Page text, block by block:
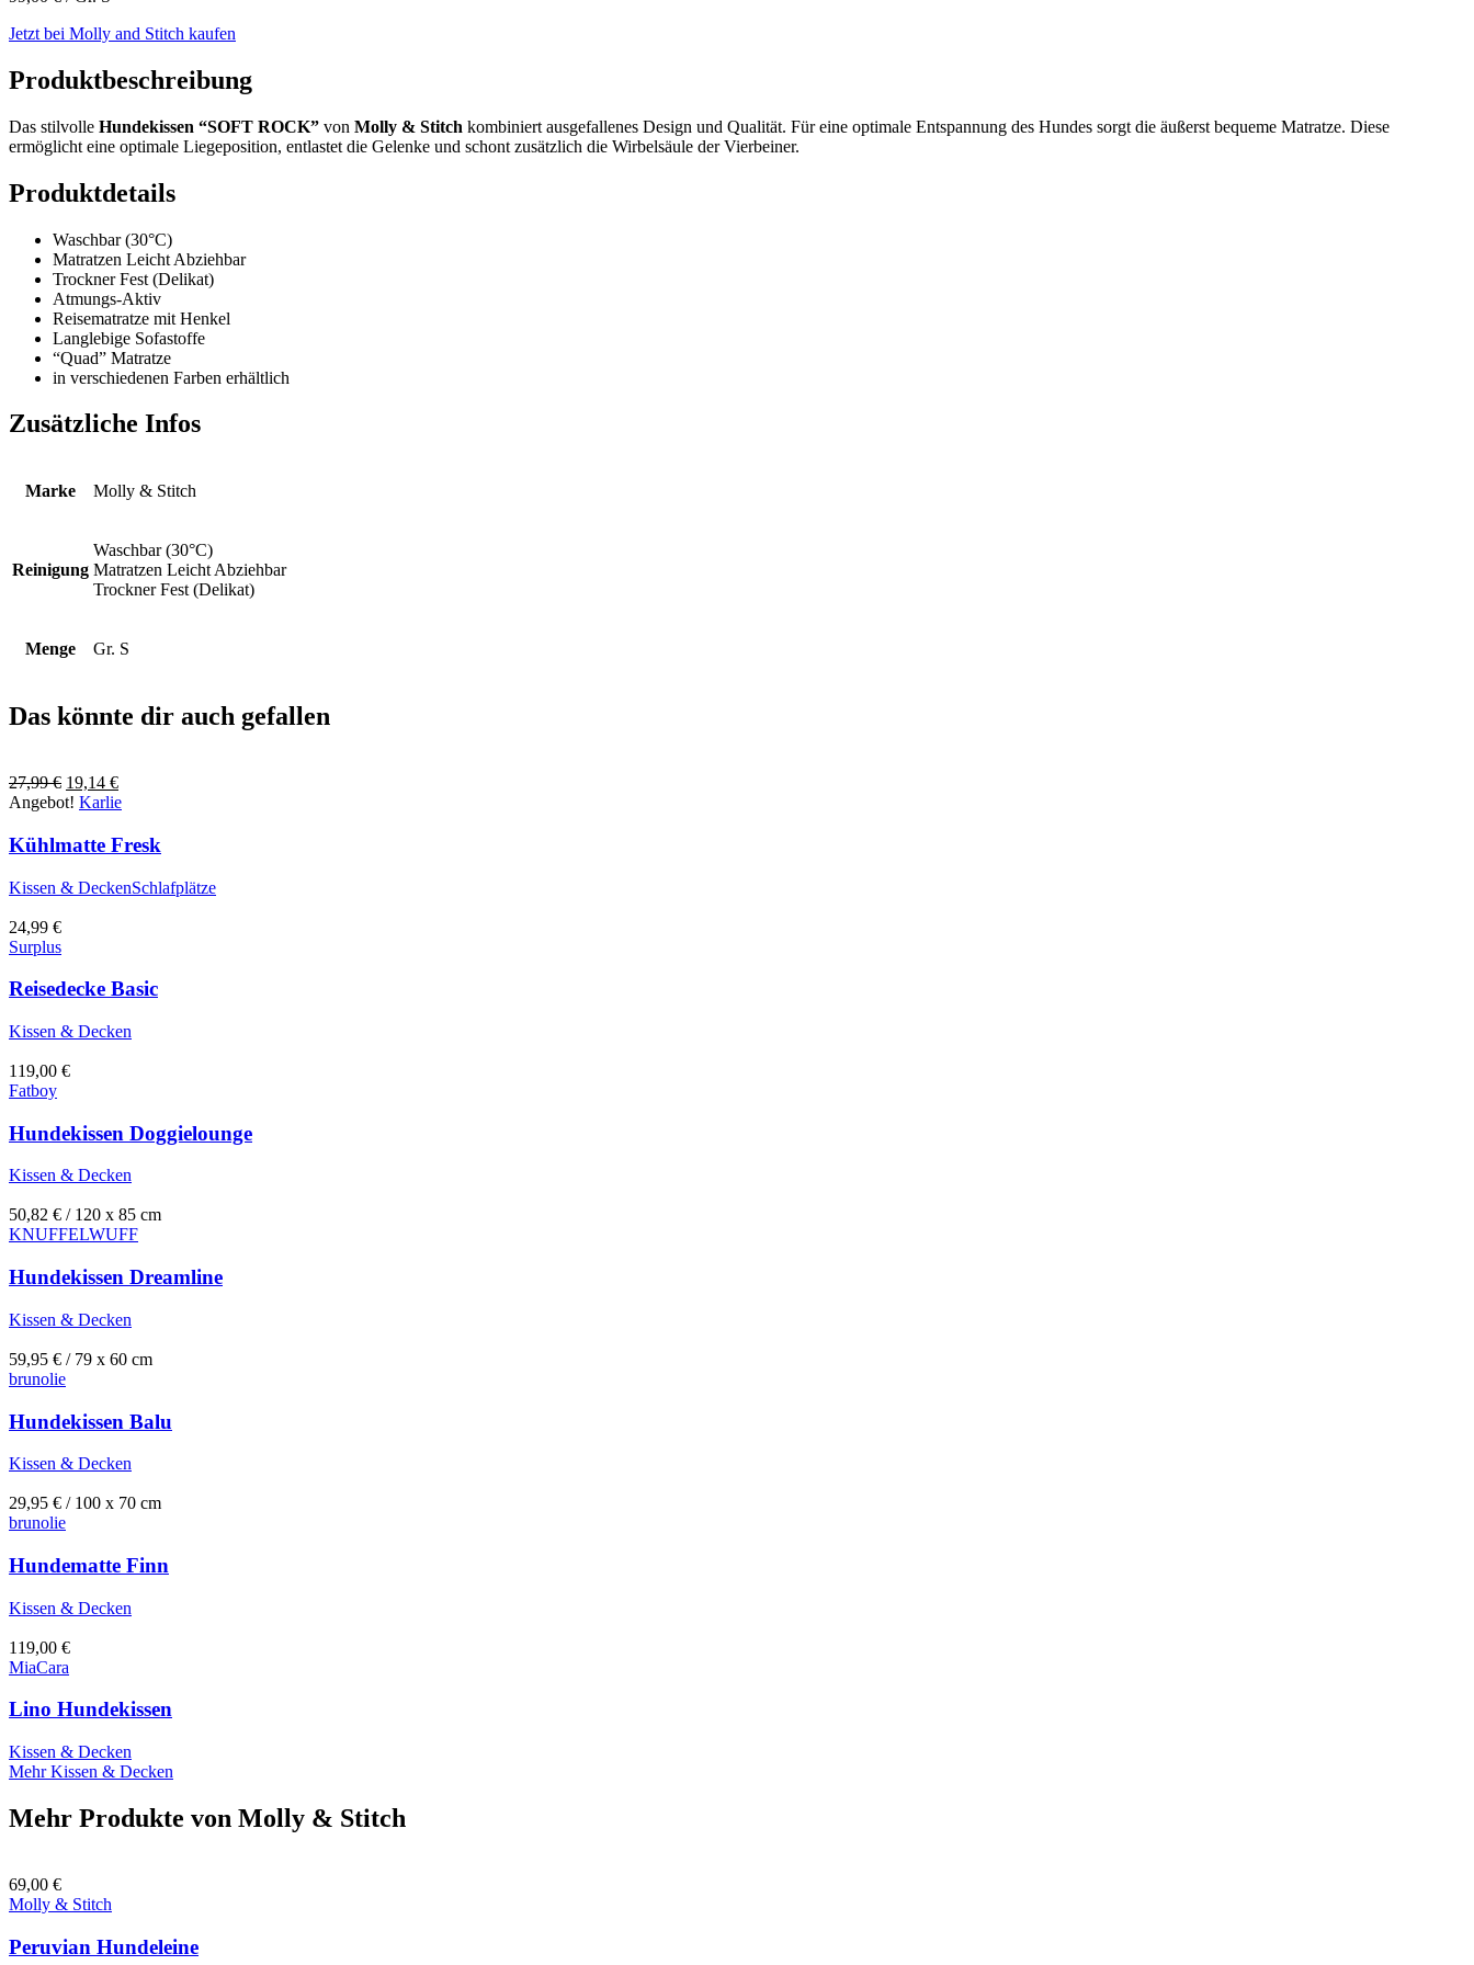
Jetzt bei Molly and Stitch kaufen
Produktbeschreibung
Das stilvolle Hundekissen “SOFT ROCK” von Molly & Stitch kombiniert ausgefallenes Design und Qualität. Für eine optimale Entspannung des Hundes sorgt die äußerst bequeme Matratze. Diese
ermöglicht eine optimale Liegeposition, entlastet die Gelenke und schont zusätzlich die Wirbelsäule der Vierbeiner.
Produktdetails
Waschbar (30°C)
Matratzen Leicht Abziehbar
Trockner Fest (Delikat)
Atmungs-Aktiv
Reisematratze mit Henkel
Langlebige Sofastoffe
“Quad” Matratze
in verschiedenen Farben erhältlich
Zusätzliche Infos
Marke Molly & Stitch
Reinigung
Waschbar (30°C)
Matratzen Leicht Abziehbar
Trockner Fest (Delikat)
Menge Gr. S
Das könnte dir auch gefallen
27,99€ Ursprünglicher
Preis
27,99 €
19,14 €Aktueller
Preis
19,14 €.
Angebot! Karlie
Kühlmatte Fresk
Kissen & DeckenSchlafplätze
24,99 €
Surplus
Reisedecke Basic
Kissen & Decken
119,00 €
Fatboy
Hundekissen Doggielounge
Kissen & Decken
50,82 € / 120 x 85 cm
KNUFFELWUFF
Hundekissen Dreamline
Kissen & Decken
59,95 € / 79 x 60 cm
brunolie
Hundekissen Balu
Kissen & Decken
29,95 € / 100 x 70 cm
brunolie
Hundematte Finn
Kissen & Decken
119,00 €
MiaCara
Lino Hundekissen
Kissen & Decken
Mehr Kissen & Decken
Mehr Produkte von Molly & Stitch
69,00 €
Molly & Stitch
Peruvian Hundeleine